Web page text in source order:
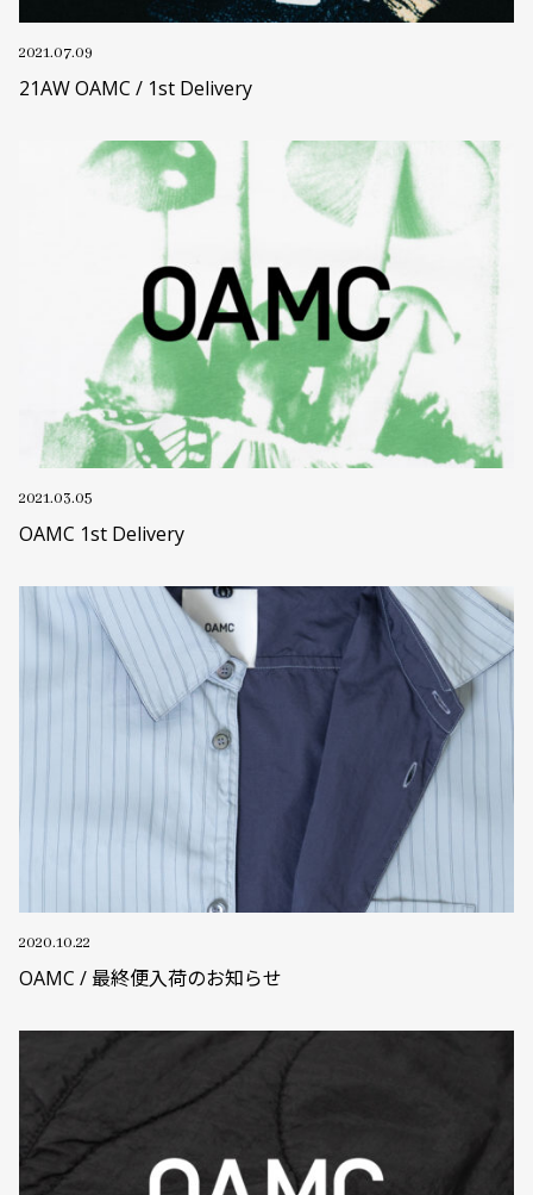
2021.07.09
21AW OAMC / 1st Delivery
2021.03.05
OAMC 1st Delivery
2020.10.22
OAMC / 最終便入荷のお知らせ